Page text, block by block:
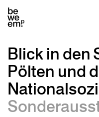
Blick in den
Pölten und